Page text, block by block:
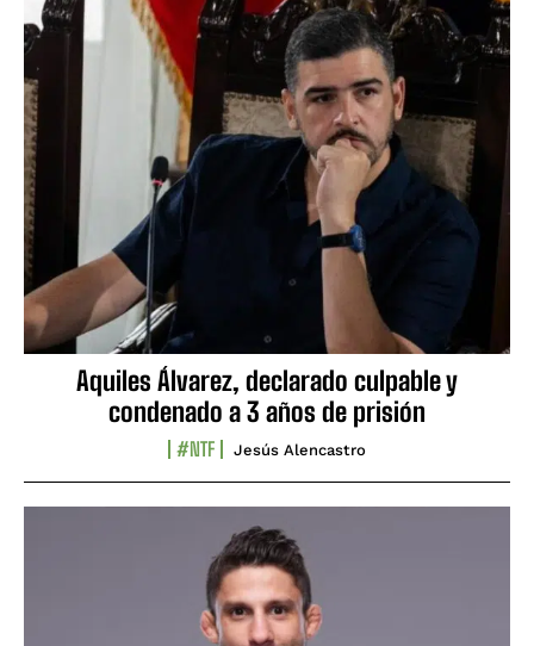
Aquiles Álvarez, declarado culpable y
condenado a 3 años de prisión
#NTF Jesús Alencastro